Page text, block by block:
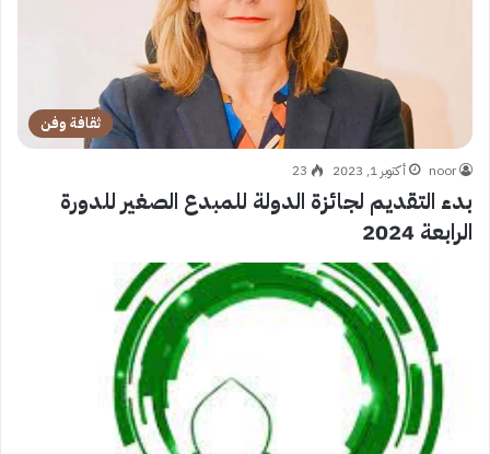
ثقافة وفن
noor أكتوبر 1, 2023 23
بدء التقديم لجائزة الدولة للمبدع الصغير للدورة
الرابعة 2024